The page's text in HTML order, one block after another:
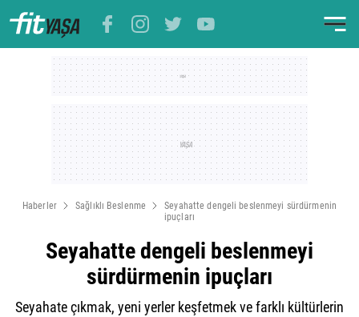
Haberler Sağlıklı Beslenme
Seyahatte dengeli beslenmeyi sürdürmenin
ipuçları
Seyahatte dengeli beslenmeyi
sürdürmenin ipuçları
Seyahate çıkmak, yeni yerler keşfetmek ve farklı kültürlerin